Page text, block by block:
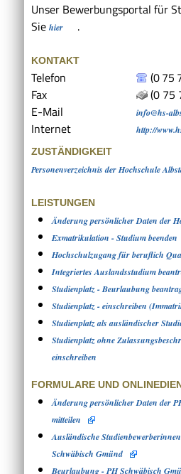
Unser Bewerbungsportal für
Sie hier .
KONTAKT
Telefon (075
Fax
(0 75
E-Mail
info@hs-
Internet http://
ZUSTÄNDIGKEIT
Personenverzeichnis der Hochschule
LEISTUNGEN
Änderung persönlicher Daten der
Exmatrikulation - Studium beenden
Hochschulzugang für beruflich
Integriertes Auslandsstudium
Studienplatz - Beurlaubung
Studienplatz - einschreiben
Studienplatz als ausländischer
Studienplatz ohne
einschreiben
FORMULARE UND
Änderung persönlicher Daten der
mitteilen
Ausländische
Schwäbisch Gmünd
Beurlaubung - PH Schwäbisch